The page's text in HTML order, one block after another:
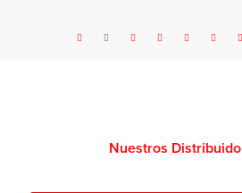
Nuestros